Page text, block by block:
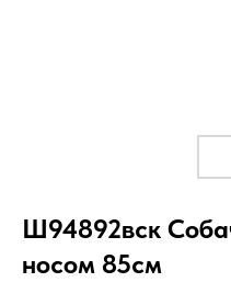
Ш94892вск
носом 85см